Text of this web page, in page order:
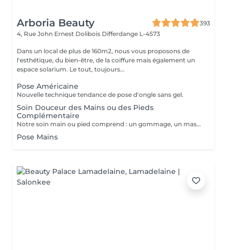
Arboria Beauty
393
4, Rue John Ernest Dolibois Differdange L-4573
Dans un local de plus de 160m2, nous vous proposons de
l'esthétique, du bien-être, de la coiffure mais également un
espace solarium. Le tout, toujours...
Pose Américaine
Nouvelle technique tendance de pose d'ongle sans gel.
Soin Douceur des Mains ou des Pieds
Complémentaire
Notre soin main ou pied comprend : un gommage, un masque, un massage et l'application d'une crème
Pose Mains